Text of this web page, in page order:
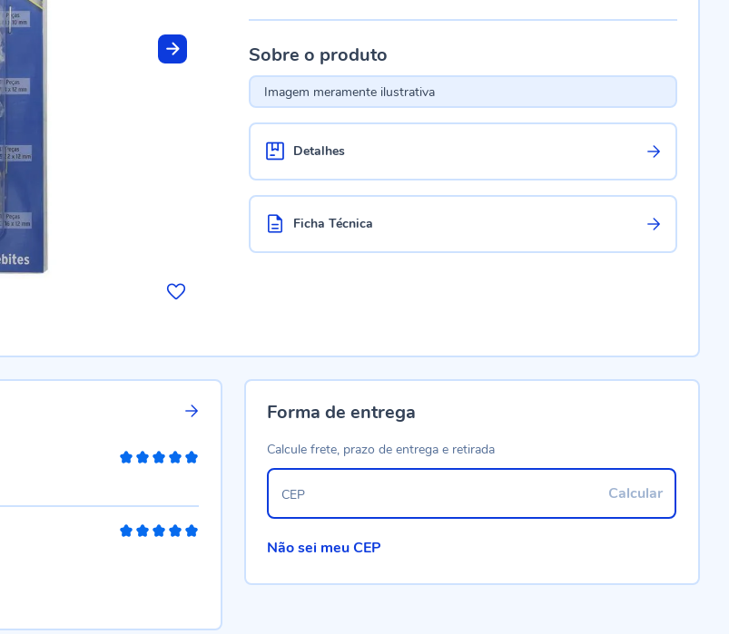
Sobre o produto
Imagem meramente ilustrativa
Detalhes
Ficha Técnica
Forma de entrega
Calcule frete, prazo de entrega e retirada
Calcular
CEP
Não sei meu CEP